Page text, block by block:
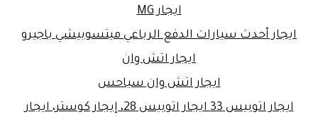
ايجار MG
ايجار أحدث سيارات الدفع الرباعي ميتسوبيشي باجيرو
ايجار اتش وان
ايجار اتش وان سياحس
ايجار اتوبيس 33 ايجار اتوبيس 28، إيجار كوستر، ايجار